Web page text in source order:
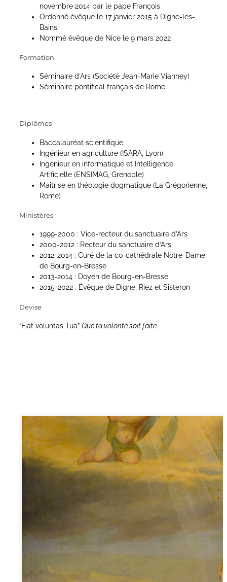
novembre 2014 par le pape François
Ordonné évêque le 17 janvier 2015 à Digne-les-
Bains
Nommé évêque de Nice le 9 mars 2022
Formation
Séminaire d’Ars (Société Jean-Marie Vianney)
Séminaire pontifical français de Rome
Diplômes
Baccalauréat scientifique
Ingénieur en agriculture (ISARA, Lyon)
Ingénieur en informatique et Intelligence
Artificielle (ENSIMAG, Grenoble)
Maîtrise en théologie dogmatique (La Grégorienne,
Rome)
Ministères
1999-2000 : Vice-recteur du sanctuaire d’Ars
2000-2012 : Recteur du sanctuaire d’Ars
2012-2014 : Curé de la co-cathédrale Notre-Dame
de Bourg-en-Bresse
2013-2014 : Doyen de Bourg-en-Bresse
2015-2022 : Évêque de Digne, Riez et Sisteron
Devise
“Fiat voluntas Tua” Que ta volonté soit faite